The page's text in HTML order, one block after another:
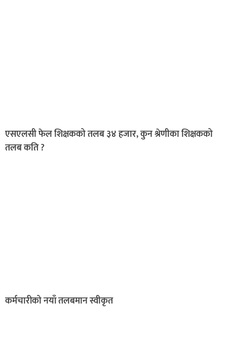
एसएलसी फेल शिक्षकको तलब ३४ हजार, कुन श्रेणीका शिक्षकको
तलब कति ?
कर्मचारीको नयाँ तलबमान स्वीकृत